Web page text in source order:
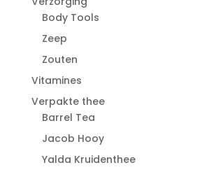
Body Tools
Zeep
Zouten
Vitamines
Verpakte thee
Barrel Tea
Jacob Hooy
Yalda Kruidenthee